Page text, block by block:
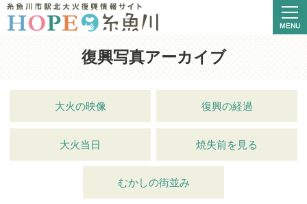
復興写真アーカイブ
大火の映像 復興の経過
大火当日 焼失前を見る
むかしの街並み